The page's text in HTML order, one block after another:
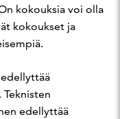
kokouksia voi olla
kokoukset ja
edellyttää